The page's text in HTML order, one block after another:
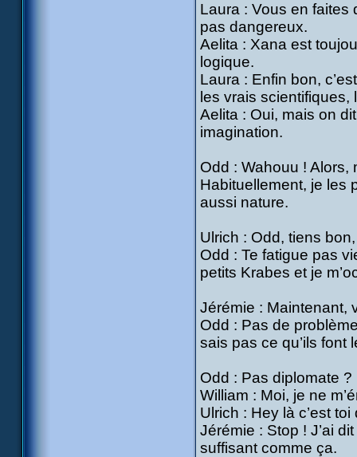
Laura : Vous en faites
pas dangereux.
Aelita : Xana est
logique.
Laura : Enfin bon,
les vrais
Aelita : Oui, mais on
imagination.
Odd : Wahouu ! Alors,
Habituellement, je les
aussi nature.
Ulrich : Odd, tiens bon,
Odd : Te fatigue pas
petits Krabes et je
Jérémie : Maintenant,
Odd : Pas de
sais pas ce qu’ils font
Odd : Pas diplomate
William : Moi, je ne
Ulrich : Hey là c’est
Jérémie : Stop ! J’ai
suffisant comme ça.